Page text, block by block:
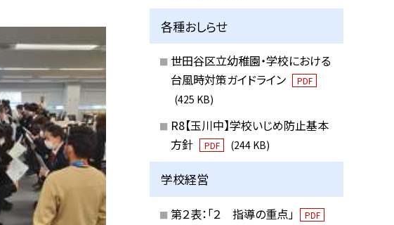
各種おしらせ
世田谷区立幼稚園・学校における
台風時対策ガイドライン
PDF
(425 KB)
R8【玉川中】学校いじめ防止基本
方針
PDF (244 KB)
学校経営
第２表：「２ 指導の重点」 PDF